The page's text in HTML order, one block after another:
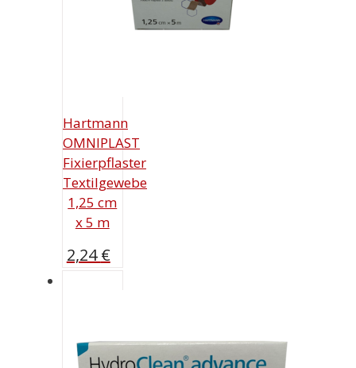
Hartmann
OMNIPLAST
Fixierpflaster
Textilgewebe
1,25 cm
x 5 m
2,24€